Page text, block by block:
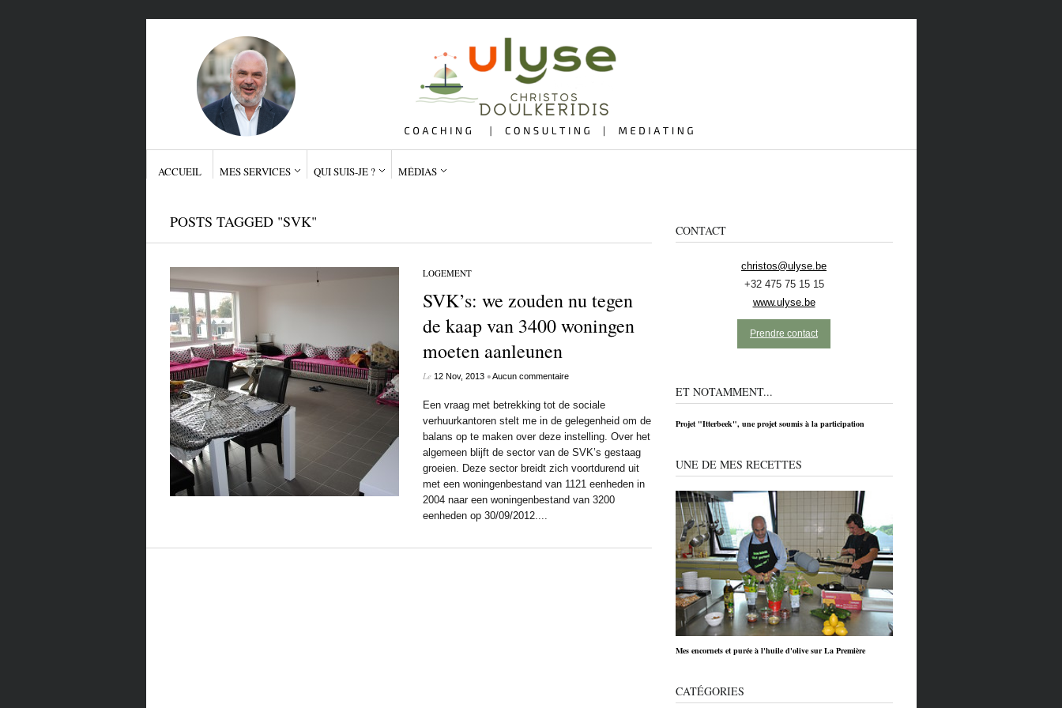
QUI SUIS-JE ? ECOLO
ACCUEIL MES SERVICES QUI SUIS-JE ? MÉDIAS
POSTS TAGGED "SVK"
LOGEMENT
SVK’s: we zouden nu tegen
de kaap van 3400 woningen
moeten aanleunen
Le 12 Nov, 2013 •Aucun commentaire
Een vraag met betrekking tot de sociale
verhuurkantoren stelt me in de gelegenheid om de
balans op te maken over deze instelling. Over het
algemeen blijft de sector van de SVK’s gestaag
groeien. Deze sector breidt zich voortdurend uit
met een woningenbestand van 1121 eenheden in
2004 naar een woningenbestand van 3200
eenheden op 30/09/2012....
CONTACT
christos@ulyse.be
+32 475 75 15 15
www.ulyse.be
Prendre contact
ET NOTAMMENT...
Projet "Itterbeek", une projet soumis à la participation
UNE DE MES RECETTES
Mes encornets et purée à l'huile d'olive sur La Première
CATÉGORIES